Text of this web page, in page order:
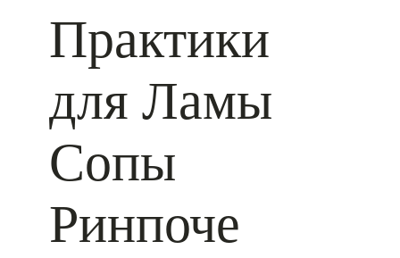
Практики
для Ламы
Сопы
Ринпоче